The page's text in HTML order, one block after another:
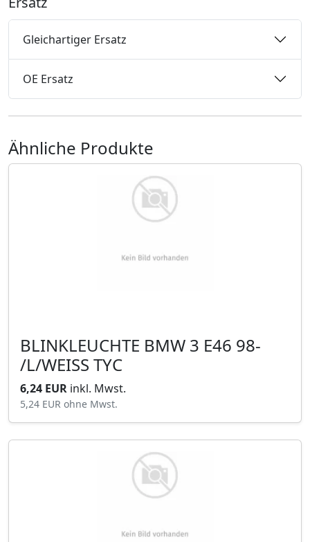
Gleichartiger Ersatz
OE Ersatz
Ähnliche Produkte
BLINKLEUCHTE BMW 3 E46 98-
/L/WEISS TYC
6,24 EUR inkl. Mwst.
5,24 EUR ohne Mwst.